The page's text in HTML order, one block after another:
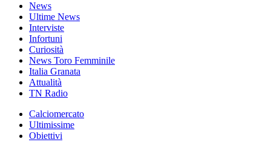
News
Ultime News
Interviste
Infortuni
Curiosità
News Toro Femminile
Italia Granata
Attualità
TN Radio
Calciomercato
Ultimissime
Obiettivi